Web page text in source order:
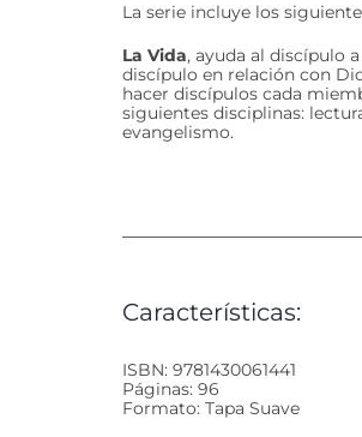
La serie incluye los
La Vida, ayuda al discípulo
discípulo en relación con
hacer discípulos cada
siguientes disciplinas:
evangelismo.
Características:
ISBN: 9781430061441
Páginas: 96
Formato: Tapa Suave